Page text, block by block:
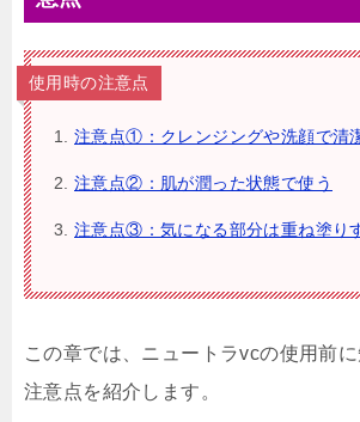
使用時の注意点
注意点①：クレンジングや洗顔で清
注意点②：肌が潤った状態で使う
注意点③：気になる部分は重ね塗り
この章では、ニュートラvcの使用前
注意点を紹介します。